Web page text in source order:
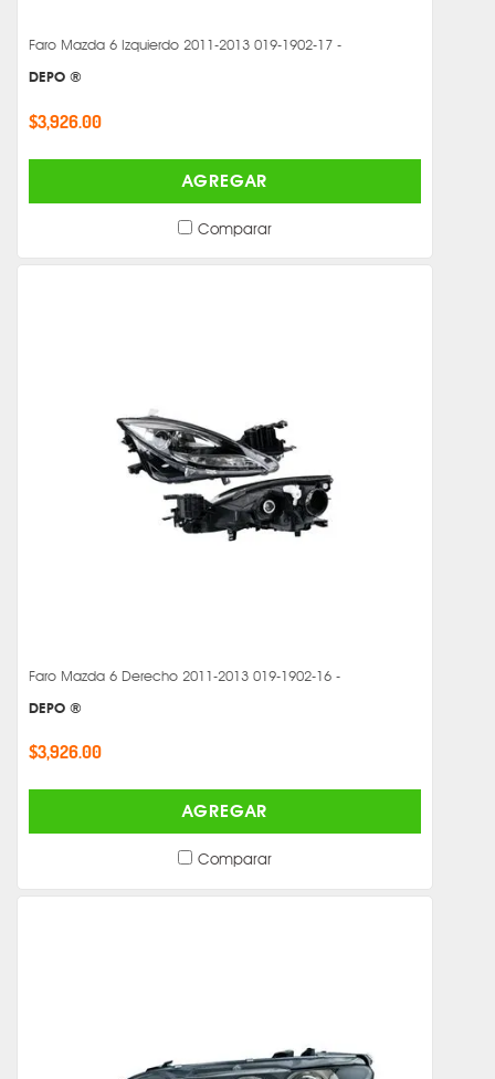
Faro Mazda 6 Izquierdo 2011-2013 019-1902-17 -
DEPO ®
$3,926.00
AGREGAR
Comparar
Faro Mazda 6 Derecho 2011-2013 019-1902-16 -
DEPO ®
$3,926.00
AGREGAR
Comparar